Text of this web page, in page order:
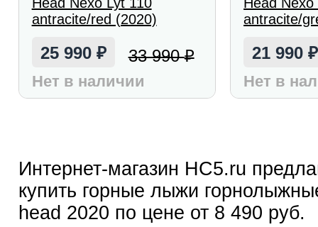
antracite/red (2020)
25 990 ₽ 33 990₽
Нет в наличии
antracite/
21 990₽
Нет в
Интернет-магазин HC5.ru
купить горные лыжи
head 2020 по цене от 8 490 руб.